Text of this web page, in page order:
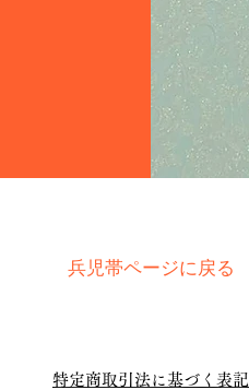
兵児帯ページに戻る
特定商取引法に基づく表記